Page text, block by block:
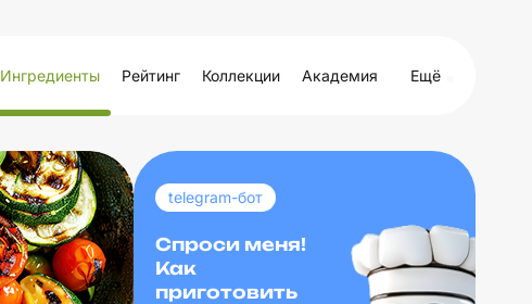
Ингредиенты Рейтинг Коллекции Академия Ещё
telegram-бот
Спроси меня!
Как
приготовить